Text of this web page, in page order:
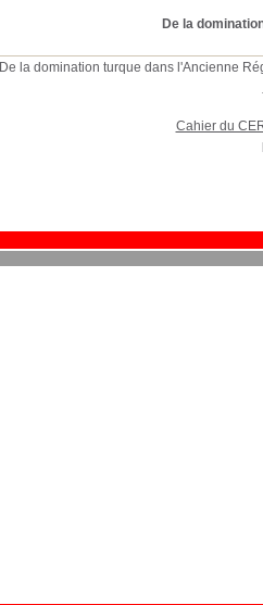
De la
De la domination turque dans l'Ancienne
Cahier du